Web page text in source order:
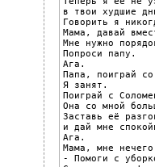
в твои худшие
Говорить я
Мама, давай
Мне нужно
Попроси папу.
Ага.
Папа, поиграй
Я занят.
Поиграй с
Она со мной
Заставь её
и дай мне
Ага.
Мама, мне
- Помоги с